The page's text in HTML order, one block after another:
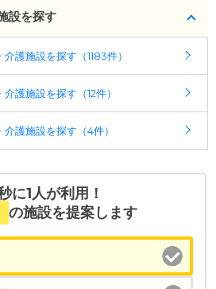
細な料金プランをご確認頂けま
。
の特徴
～19：00
護施設情報を掲載
、条件にあった施設を選ぶ
療体制から施設を探せる
設を探す
護施設を探す（1183件）
護施設を探す（12件）
護施設を探す（4件）
に1人が利用！
の施設を提案します